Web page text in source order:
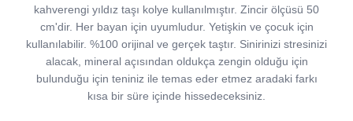
kahverengi yıldız taşı kolye kullanılmıştır. Zincir ölçüsü 50
cm'dir. Her bayan için uyumludur. Yetişkin ve çocuk için
kullanılabilir. %100 orijinal ve gerçek taştır. Sinirinizi stresinizi
alacak, mineral açısından oldukça zengin olduğu için
bulunduğu için teniniz ile temas eder etmez aradaki farkı
kısa bir süre içinde hissedeceksiniz.